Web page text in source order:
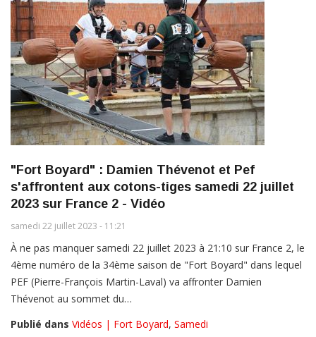
"Fort Boyard" : Damien Thévenot et Pef
s'affrontent aux cotons-tiges samedi 22 juillet
2023 sur France 2 - Vidéo
samedi 22 juillet 2023 - 11:21
À ne pas manquer samedi 22 juillet 2023 à 21:10 sur France 2, le
4ème numéro de la 34ème saison de "Fort Boyard" dans lequel
PEF (Pierre-François Martin-Laval) va affronter Damien
Thévenot au sommet du…
Publié dans Vidéos | Fort Boyard, Samedi